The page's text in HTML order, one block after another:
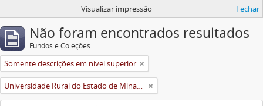
Visualizar impressão Fechar
Não foram encontrados resultados
Fundos e Coleções
Somente descrições em nível superior
Universidade Rural do Estado de Minas Gerais (Uremg)